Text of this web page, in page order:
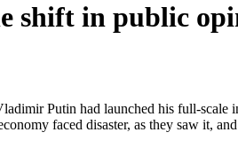
shift in public
Putin had launched his full-
faced disaster, as they saw it,